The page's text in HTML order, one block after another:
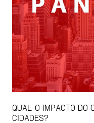
QUAL O IMPACTO DO
CIDADES?